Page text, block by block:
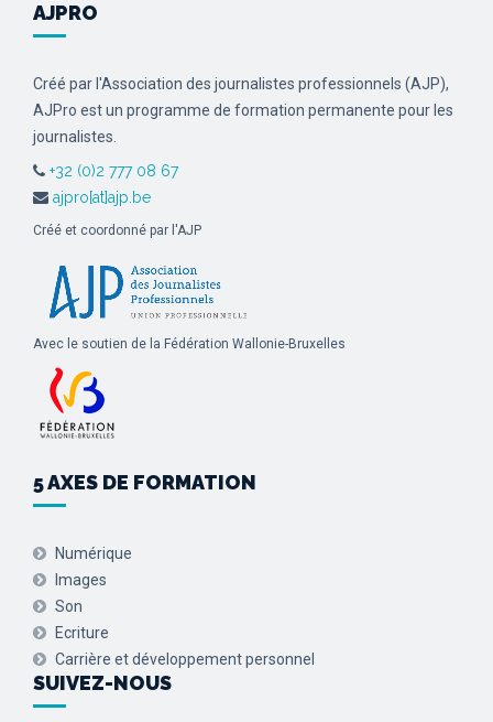
AJPRO
Créé par l'Association des journalistes professionnels (AJP),
AJPro est un programme de formation permanente pour les
journalistes.
+32 (0)2 777 08 67
ajpro[at]ajp.be
Créé et coordonné par l'AJP
Avec le soutien de la Fédération Wallonie-Bruxelles
5 AXES DE FORMATION
Numérique
Images
Son
Ecriture
Carrière et développement personnel
SUIVEZ-NOUS